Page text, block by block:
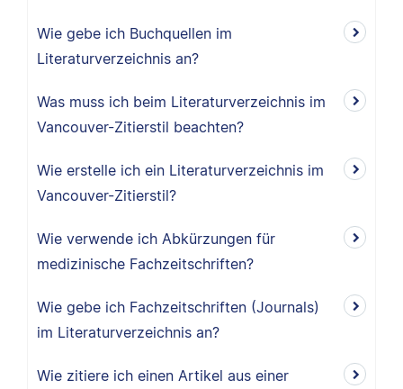
Wie gebe ich Buchquellen im
Literaturverzeichnis an?
Was muss ich beim Literaturverzeichnis im
Vancouver-Zitierstil beachten?
Wie erstelle ich ein Literaturverzeichnis im
Vancouver-Zitierstil?
Wie verwende ich Abkürzungen für
medizinische Fachzeitschriften?
Wie gebe ich Fachzeitschriften (Journals)
im Literaturverzeichnis an?
Wie zitiere ich einen Artikel aus einer